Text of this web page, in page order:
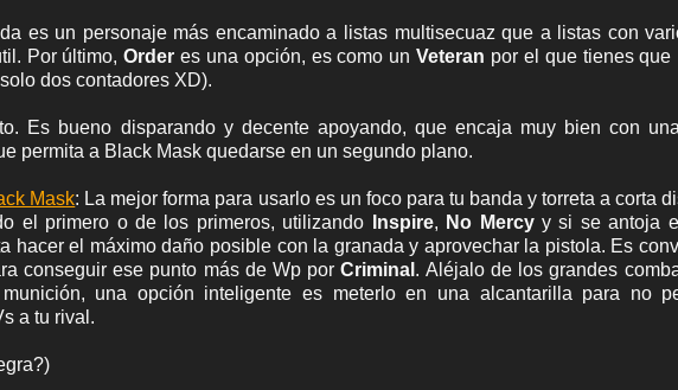
es un personaje más encaminado a listas multisecuaz que a listas con
Por último,Order es una opción, es como unVeteran por el que tienes que
dos contadores XD).
Es bueno disparando y decente apoyando, que encaja muy bien con
permita a Black Mask quedarse en un segundo plano.
Mask: La mejor forma para usarlo es un foco para tu banda y torreta a corta
el primero o de los primeros, utilizando
Inspire, No Mercyy si se antoja
hacer el máximo daño posible con la granada y aprovechar la pistola. Es
conseguir ese punto más de Wp porCriminal . Aléjalo de los grandes
una opción inteligente es meterlo en una alcantarilla para no
a tu rival.